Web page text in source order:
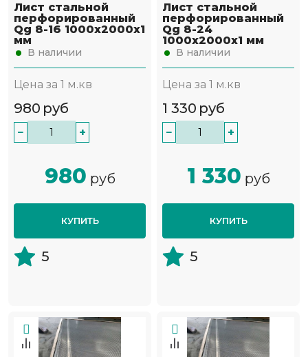
Лист стальной
перфорированный
Qg 8-16 1000х2000х1
мм
В наличии
Цена за 1 м.кв
980 руб
− +
980 руб
КУПИТЬ
5
Лист стальной
перфорированный
Qg 8-24
1000х2000х1 мм
В наличии
Цена за 1 м.кв
1 330 руб
− +
1 330 руб
КУПИТЬ
5